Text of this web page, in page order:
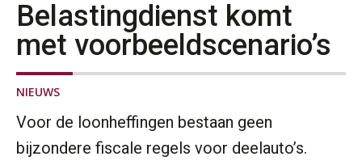
Belastingdienst komt
met voorbeeldscenario’s
NIEUWS
Voor de loonheffingen bestaan geen
bijzondere fiscale regels voor deelauto’s.